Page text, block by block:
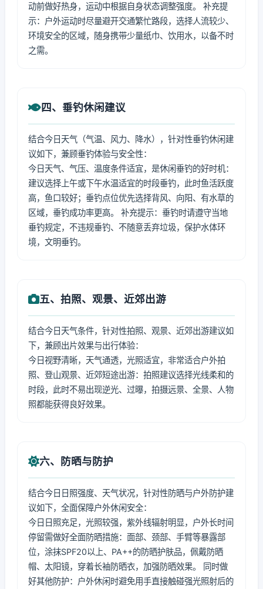
动前做好热身，运动中根据自身状态调整强度。 补充提
示：户外运动时尽量避开交通繁忙路段，选择人流较少、
环境安全的区域，随身携带少量纸巾、饮用水，以备不时
之需。
四、垂钓休闲建议
结合今日天气（气温、风力、降水），针对性垂钓休闲建
议如下，兼顾垂钓体验与安全性：
今日天气、气压、温度条件适宜，是休闲垂钓的好时机：
建议选择上午或下午水温适宜的时段垂钓，此时鱼活跃度
高，鱼口较好；垂钓点位优先选择背风、向阳、有水草的
区域，垂钓成功率更高。 补充提示：垂钓时请遵守当地
垂钓规定，不违规垂钓、不随意丢弃垃圾，保护水体环
境，文明垂钓。
五、拍照、观景、近郊出游
结合今日天气条件，针对性拍照、观景、近郊出游建议如
下，兼顾出片效果与出行体验：
今日视野清晰，天气通透，光照适宜，非常适合户外拍
照、登山观景、近郊短途出游：拍照建议选择光线柔和的
时段，此时不易出现逆光、过曝，拍摄远景、全景、人物
照都能获得良好效果。
六、防晒与防护
结合今日日照强度、天气状况，针对性防晒与户外防护建
议如下，全面保障户外休闲安全：
今日日照充足，光照较强，紫外线辐射明显，户外长时间
停留需做好全面防晒措施：面部、颈部、手臂等暴露部
位，涂抹SPF20以上、PA++的防晒护肤品，佩戴防晒
帽、太阳镜，穿着长袖防晒衣，加强防晒效果。 同时做
好其他防护：户外休闲时避免用手直接触碰强光照射后的